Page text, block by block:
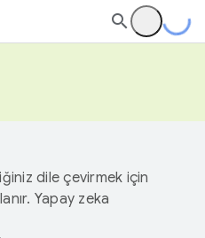
dile çevirmek için
Yapay zeka